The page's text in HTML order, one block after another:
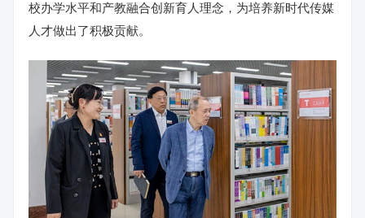
校办学水平和产教融合创新育人理念，为培养新时代传媒
人才做出了积极贡献。